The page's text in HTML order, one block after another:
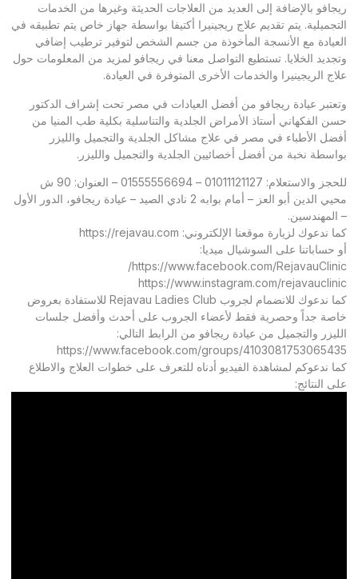
ريجافو بالإضافة إلى العديد من العلاجات الحديثة وغيرها من الخدمات
التجميلية. يتم تقديم علاج ريجينيرا أكتيفا بواسطة جهاز خاص يتم تطبيقه في
العيادة مع الأنسجة المأخوذة من جسم الشخص لتوفير ترطيب إضافي
وتجديد الخلايا. تستطيع التواصل معنا في ريجافو لمزيد من المعلومات حول
علاج الريجينيرا والخدمات الأخرى المتوفرة في العيادة.
وتعتبر عيادة ريجافو من أفضل العيادات في مصر تحت إشراف الدكتور
حسن الفكهاني أستاذ الأمراض الجلدية والتناسلية بكلية طب المنيا من
أفضل الأطباء في مصر في علاج مشاكل الجلدية والتجميل والليزر
بواسطة نخبة من أفضل أخصائيين الجلدية والتجميل والليزر.
للحجز والاستعلام: 01011121127 – 01555556694 – العنوان: 90 ش
محيي الدين أبو العز – أمام بوابه 2 نادي الصيد – عيادة ريجافو، الدور الأول
– المهندسين.
كما ندعوك لزيارة موقعنا الإلكتروني: https://rejavau.com
أو حساباتنا على السوشيال ميديا:
https://www.facebook.com/RejavauClinic/
https://www.instagram.com/rejavauclinic
كما ندعوك للانضمام لجروب Rejavau Ladies Club للاستفادة بعروض
خاصة جداً وحصرية فقط لأعضاء الجروب على أحدث وأفضل جلسات
الليزر والتجميل من عيادة ريجافو من الرابط التالي:
https://www.facebook.com/groups/4103081753065435
كما ندعوكم لمشاهدة الفيديو أدناه للتعرف على خطوات العلاج والاطلاع
على النتائج: